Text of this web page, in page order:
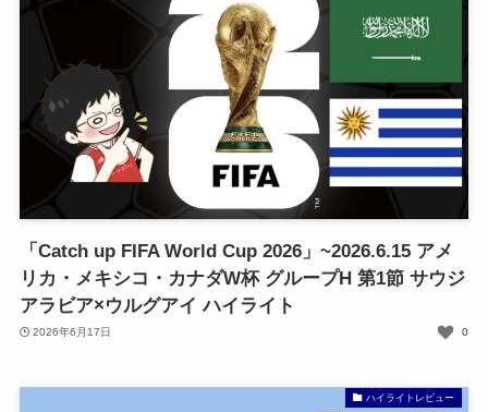
「Catch up FIFA World Cup 2026」~2026.6.15 アメ
リカ・メキシコ・カナダW杯 グループH 第1節 サウジ
アラビア×ウルグアイ ハイライト
2026年6月17日 0
ハイライトレビュー